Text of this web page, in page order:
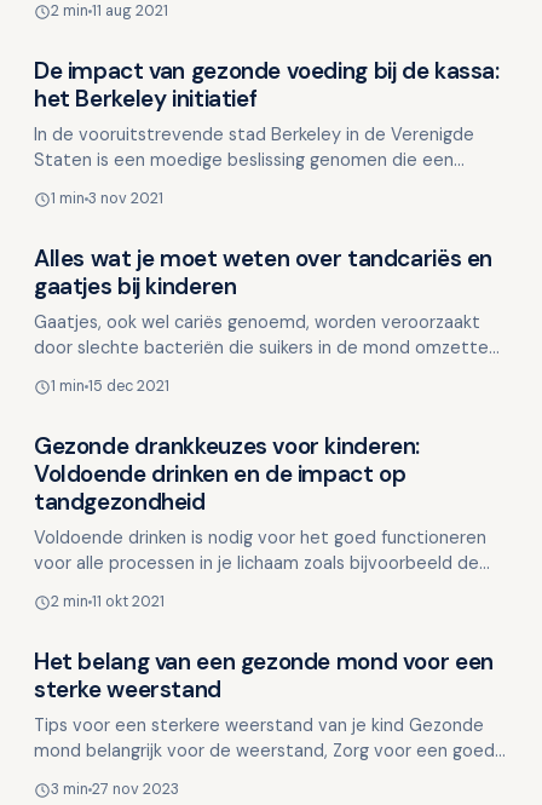
2 min 11 aug 2021
Kinderen en mondgezondheid
De impact van gezonde voeding bij de kassa:
het Berkeley initiatief
In de vooruitstrevende stad Berkeley in de Verenigde
Staten is een moedige beslissing genomen die een
gezinnen…
1 min 3 nov 2021
Kinderen en mondgezondheid
Alles wat je moet weten over tandcariës en
gaatjes bij kinderen
Gaatjes, ook wel cariës genoemd, worden veroorzaakt
door slechte bacteriën die suikers in de mond omzetten
1 min 15 dec 2021
Kinderen en mondgezondheid
Gezonde drankkeuzes voor kinderen:
Voldoende drinken en de impact op
tandgezondheid
Voldoende drinken is nodig voor het goed functioneren
voor alle processen in je lichaam zoals bijvoorbeeld de
2 min 11 okt 2021
Kinderen en mondgezondheid
Het belang van een gezonde mond voor een
sterke weerstand
Tips voor een sterkere weerstand van je kind Gezonde
mond belangrijk voor de weerstand, Zorg voor een goede
3 min 27 nov 2023